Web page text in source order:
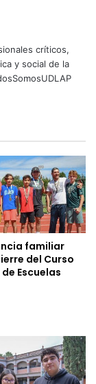
críticos,
y social de la
familiar
del Curso
Escuelas